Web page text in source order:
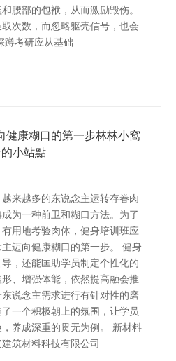
腰部的包袱，从而激励毁伤。
次数，而忽略躯壳信号，也会
蹲考研应从基础
健康糊口的第一步林林小窩
小站點
来越多的东说念主运转存眷肉
为一种前卫和糊口方法。为了
用地考验肉体，健身培训班应
迈向健康糊口的第一步。 健身
，还能匡助学员制定个性化的
、增强体能，依然提高融会推
说念主需求进行有针对性的磨
一个积极朝上的氛围，让学员
养成深重的贯无为例。 新材料
筑材料科技有限公司